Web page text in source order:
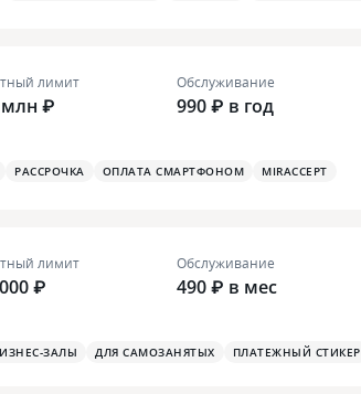
лимит
₽
Обслуживание
990 ₽ в год
РАССРОЧКА ОПЛАТА СМАРТФОНОМ
MIRACCEPT
лимит
₽
Обслуживание
490 ₽ в мес
ЗАЛЫ ДЛЯ САМОЗАНЯТЫХ ПЛАТЕЖНЫЙ СТИКЕР